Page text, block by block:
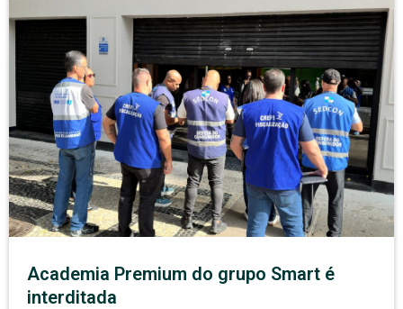
Academia Premium do grupo Smart é
interditada